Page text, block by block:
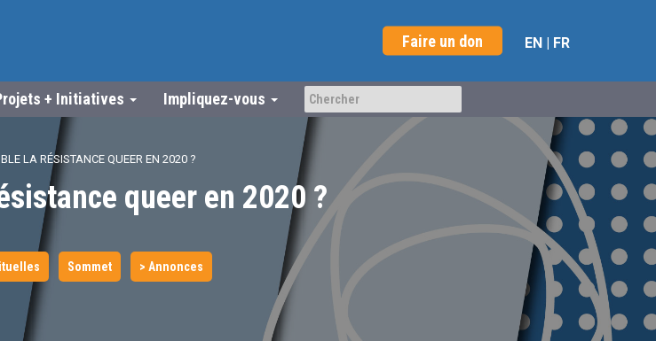
Faire un don EN | FR
+ Initiatives Impliquez-vous
LA RÉSISTANCE QUEER EN 2020 ?
queer en 2020 ?
Sommet > Annonces